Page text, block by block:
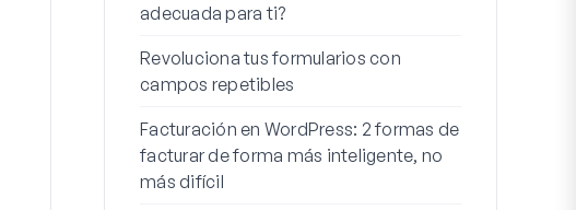
adecuada para ti?
Revoluciona tus formularios con
campos repetibles
Facturación en WordPress: 2 formas de
facturar de forma más inteligente, no
más difícil